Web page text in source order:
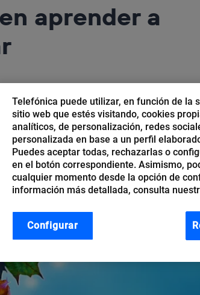
aprender a
Telefónica puede utilizar, en función de la
sitio web que estés visitando, cookies
analíticos, de personalización, redes
personalizada en base a un perfil
Puedes aceptar todas, rechazarlas o
en el botón correspondiente. Asimismo,
cualquier momento desde la opción de
información más detallada, consulta
Configurar